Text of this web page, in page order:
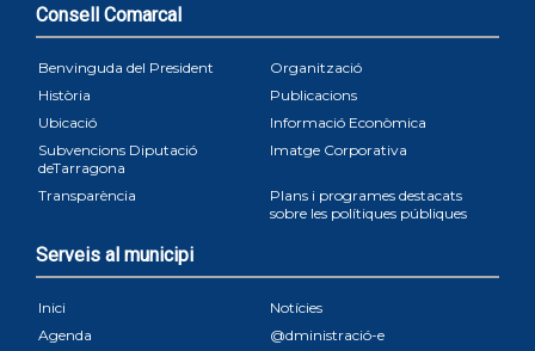
Consell Comarcal
Benvinguda del President
Organització
Història
Publicacions
Ubicació
Informació Econòmica
Subvencions Diputació
deTarragona
Imatge Corporativa
Transparència
Plans i programes destacats
sobre les polítiques públiques
Serveis al municipi
Inici
Notícies
Agenda
@dministració-e